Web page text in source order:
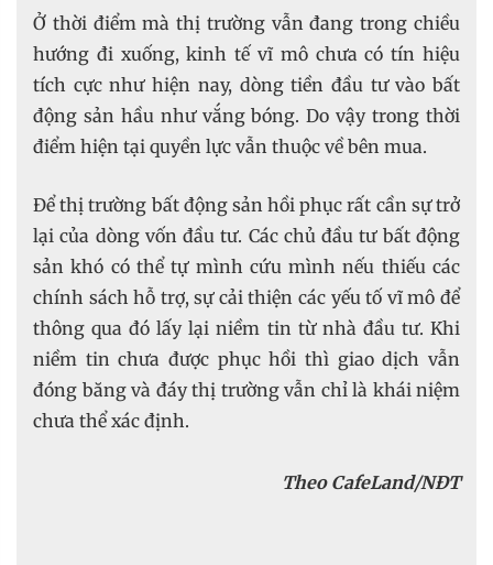
Ở thời điểm mà thị trường vẫn đang trong chiều
hướng đi xuống, kinh tế vĩ mô chưa có tín hiệu
tích cực như hiện nay, dòng tiền đầu tư vào bất
động sản hầu như vắng bóng. Do vậy trong thời
điểm hiện tại quyền lực vẫn thuộc về bên mua.
Để thị trường bất động sản hồi phục rất cần sự trở
lại của dòng vốn đầu tư. Các chủ đầu tư bất động
sản khó có thể tự mình cứu mình nếu thiếu các
chính sách hỗ trợ, sự cải thiện các yếu tố vĩ mô để
thông qua đó lấy lại niềm tin từ nhà đầu tư. Khi
niềm tin chưa được phục hồi thì giao dịch vẫn
đóng băng và đáy thị trường vẫn chỉ là khái niệm
chưa thể xác định.
Theo CafeLand/NĐT